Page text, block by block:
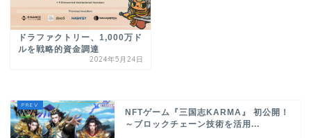
ドラファクトリー、1,000万ド
ルを戦略的資金調達
2024年5月24日
NFTゲーム『三国志KARMA』 初公開！
～ブロックチェーン技術を活用...